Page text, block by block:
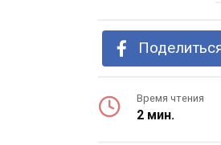
Время чтения
2 мин.